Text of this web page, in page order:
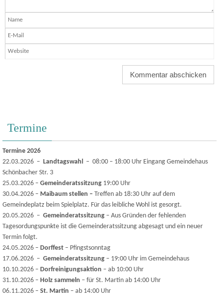
Termine
Termine 2026
22.03.2026 – Landtagswahl
– 08:00 – 18:00 Uhr Eingang Gemeindehaus
Schönbacher Str. 3
25.03.2026 – Gemeinderatssitzung 19:00 Uhr
30.04.2026 – Maibaum stellen – Treffen ab 18:30 Uhr auf dem
Gemeindeplatz beim Spielplatz. Für das leibliche Wohl ist gesorgt.
20.05.2026 – Gemeinderatssitzung – Aus Gründen der fehlenden
Tagesordungspunkte ist die Gemeinderatssitzung abgesagt und ein neuer
Termin folgt.
24.05.2026 – Dorffest – Pfingstsonntag
17.06.2026 – Gemeinderatssitzung – 19:00 Uhr im Gemeindehaus
10.10.2026 – Dorfreinigungsaktion – ab 10:00 Uhr
31.10.2026 – Holz sammeln – für St. Martin ab 14:00 Uhr
06.11.2026 – St. Martin – ab 14:00 Uhr